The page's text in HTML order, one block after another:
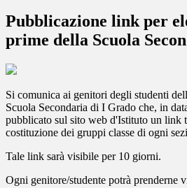
Pubblicazione link per
prime della Scuola
Si comunica ai genitori degli studenti
Scuola Secondaria di I Grado che, in
pubblicato sul sito web d'Istituto un link
costituzione dei gruppi classe di ogni
Tale link sarà visibile per 10 giorni.
Ogni genitore/studente potrà prenderne